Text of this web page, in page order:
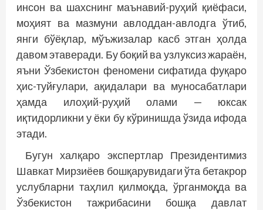
инсон ва шахснинг маънавий-руҳий қиёфаси,
моҳият ва мазмуни авлоддан-авлодга ўтиб,
янги бўёқлар, мўъжизалар касб этган ҳолда
давом этаверади. Бу боқий ва узлуксиз жараён,
яъни Ўзбекистон феномени сифатида фуқаро
ҳис-туйғулари, ақидалари ва муносабатлари
ҳамда илоҳий-руҳий олами — юксак
иқтидорликни у ёки бу кўринишда ўзида ифода
этади.
Бугун халқаро экспертлар Президентимиз
Шавкат Мирзиёев бошқарувидаги ўта бетакрор
услубларни таҳлил қилмоқда, ўрганмоқда ва
Ўзбекистон тажрибасини бошқа давлат